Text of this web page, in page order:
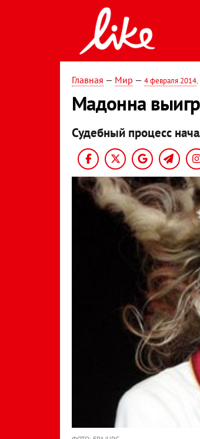
Главная — Мир — 4 февраля 2014,
Мадонна
Судебный процесс